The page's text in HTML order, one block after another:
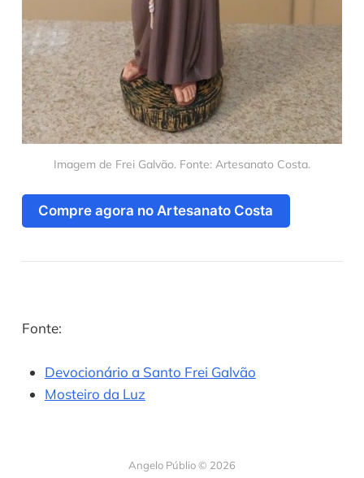
Imagem de Frei Galvão. Fonte: Artesanato Costa.
Compre agora no Artesanato Costa
Fonte:
Devocionário a Santo Frei Galvão
Mosteiro da Luz
Angelo Públio © 2026